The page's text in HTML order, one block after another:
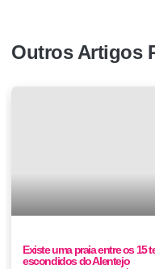
Outros Artigos
Existe uma praia entre os 15
escondidos do Alentejo